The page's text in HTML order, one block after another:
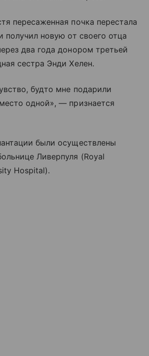
пересаженная почка перестала
получил новую от своего отца
два года донором третьей
сестра Энди Хелен.
будто мне подарили
одной», — признается
были осуществлены
Ливерпуля (Royal
Hospital).